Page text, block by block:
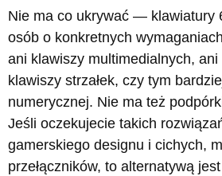
Nie ma co ukrywać — klawiatury
osób o konkretnych
ani klawiszy multimedialnych,
klawiszy strzałek, czy tym
numerycznej. Nie ma też
Jeśli oczekujecie takich
gamerskiego designu i cichych,
przełączników, to alternatywą